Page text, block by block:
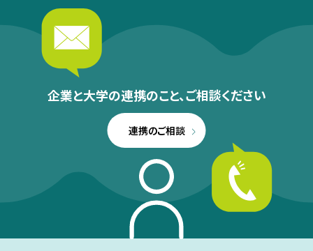
企業と大学の連携のこと、ご相談ください
連携のご相談